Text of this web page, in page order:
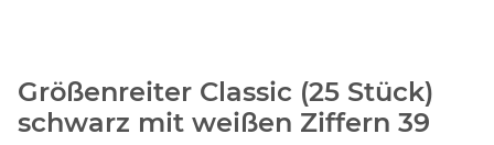
Größenreiter Classic (25 Stück)
schwarz mit weißen Ziffern 39